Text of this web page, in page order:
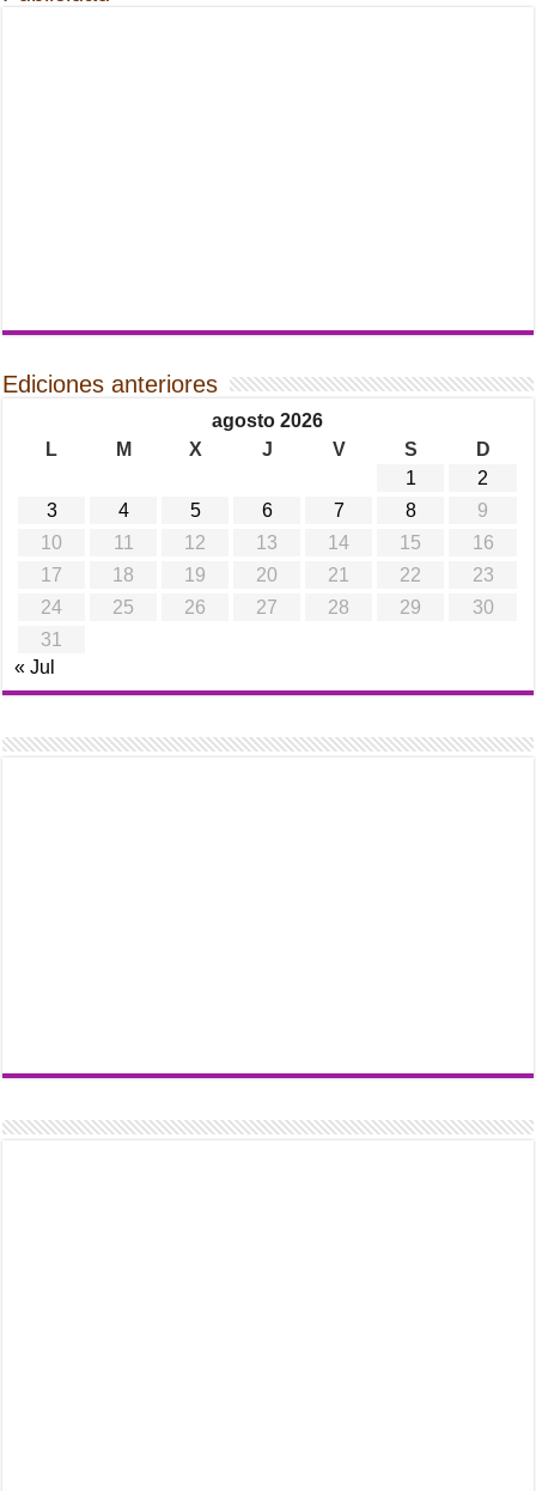
Ediciones anteriores
agosto 2026
L
M X J V S
D
1
2
3
4 5 6 7 8
9
10
11 12 13 14 15
16
17
18 19 20 21 22
23
24
25 26 27 28 29
30
31
« Jul